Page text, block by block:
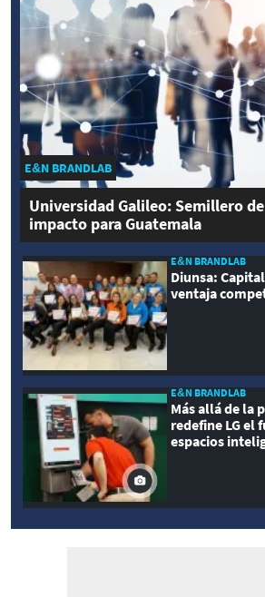
E&N BRANDLAB
Universidad Galileo: Semillero
impacto para Guatemala
E&N BRANDLAB
Diunsa:
ventaja
E&N BRANDLAB
Más allá de la
redefine LG el
espacios